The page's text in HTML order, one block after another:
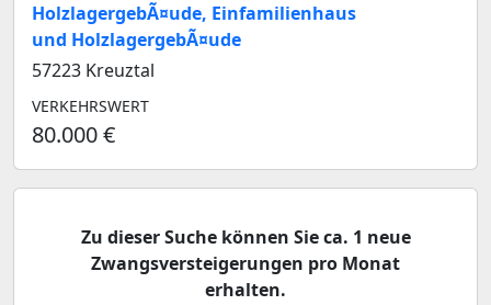
HolzlagergebÃ¤ude, Einfamilienhaus
und HolzlagergebÃ¤ude
57223 Kreuztal
VERKEHRSWERT
80.000 €
Zu dieser Suche können Sie ca. 1 neue
Zwangsversteigerungen pro Monat
erhalten.